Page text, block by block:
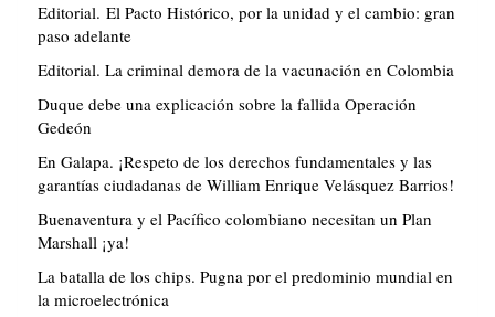
Editorial. El Pacto Histórico, por la unidad y el cambio: gran
paso adelante
Editorial. La criminal demora de la vacunación en Colombia
Duque debe una explicación sobre la fallida Operación
Gedeón
En Galapa. ¡Respeto de los derechos fundamentales y las
garantías ciudadanas de William Enrique Velásquez Barrios!
Buenaventura y el Pacífico colombiano necesitan un Plan
Marshall ¡ya!
La batalla de los chips. Pugna por el predominio mundial en
la microelectrónica